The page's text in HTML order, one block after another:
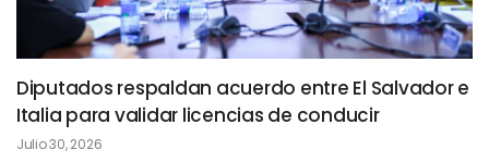
Diputados respaldan acuerdo entre El Salvador e
Italia para validar licencias de conducir
Julio 30, 2026